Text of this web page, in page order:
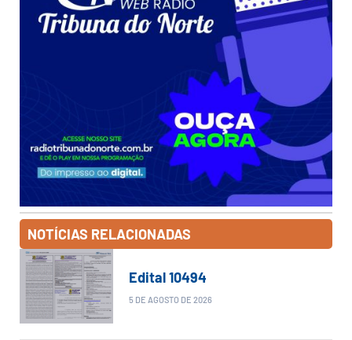
NOTÍCIAS RELACIONADAS
Edital 10494
5 DE AGOSTO DE 2026